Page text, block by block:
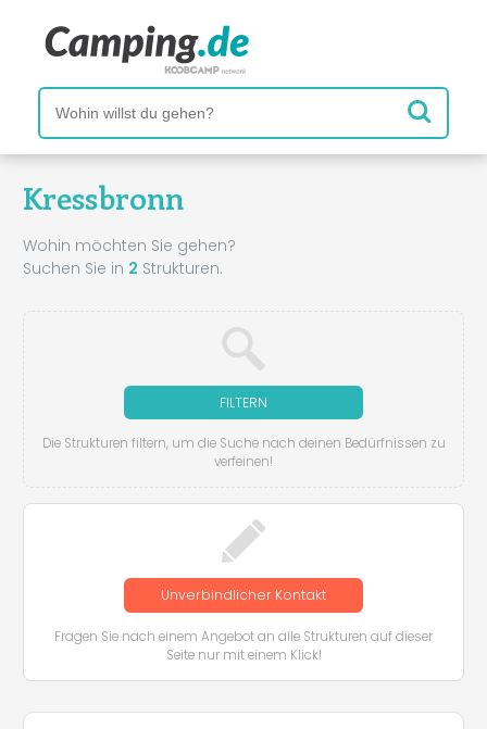
Kressbronn
Wohin möchten Sie gehen?
Suchen Sie in 2 Strukturen.
FILTERN
Die Strukturen filtern, um die Suche nach deinen Bedürfnissen zu
verfeinen!
Unverbindlicher Kontakt
Fragen Sie nach einem Angebot an alle Strukturen auf dieser
Seite nur mit einem Klick!